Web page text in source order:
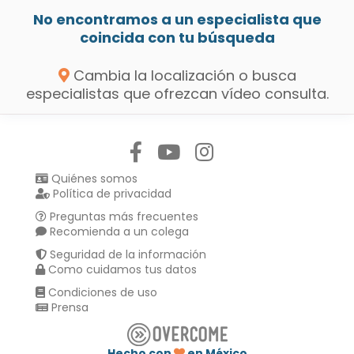
No encontramos a un especialista que
coincida con tu búsqueda
Cambia la localización o busca
especialistas que ofrezcan vídeo consulta.
Quiénes somos
Política de privacidad
Preguntas más frecuentes
Recomienda a un colega
Seguridad de la información
Como cuidamos tus datos
Condiciones de uso
Prensa